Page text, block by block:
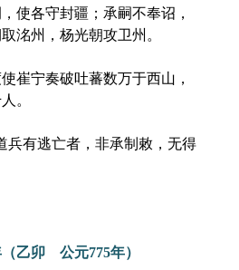
使各守封疆；承嗣不奉诏，
洺州，杨光朝攻卫州。
宁奏破吐蕃数万于西山，
。
有逃亡者，非承制敕，无得
乙卯 公元775年）